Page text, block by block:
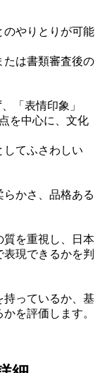
のやりとりが可能
たは書類審査後の
「表情印象」
を中心に、文化
してふさわしい
かさ、品格ある
を重視し、日本
現できるかを判
っているか、基
を評価します。